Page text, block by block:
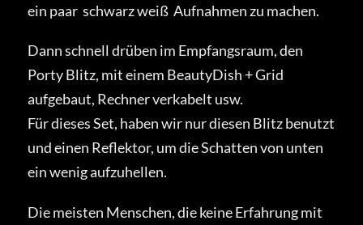
ein paar schwarz weiß Aufnahmen zu machen.
Dann schnell drüben im Empfangsraum, den
Porty Blitz, mit einem BeautyDish + Grid
aufgebaut, Rechner verkabelt usw.
Für dieses Set, haben wir nur diesen Blitz benutzt
und einen Reflektor, um die Schatten von unten
ein wenig aufzuhellen.
Die meisten Menschen, die keine Erfahrung mit